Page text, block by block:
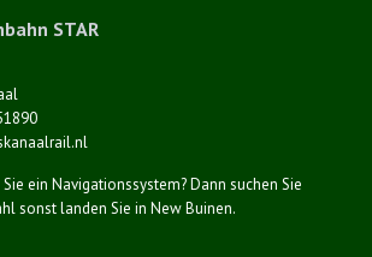
STAR
ein Navigationssystem? Dann suchen Sie
sonst landen Sie in New Buinen.